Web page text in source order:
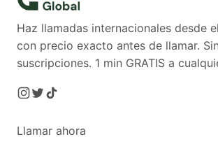
Haz llamadas internacionales desde
con precio exacto antes de llamar. Sin
suscripciones. 1 min GRATIS a
Llamar ahora